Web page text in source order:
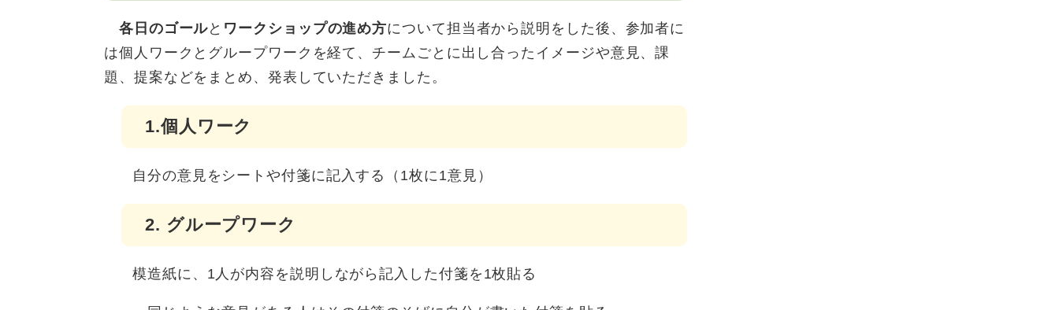
各日のゴールと ワークショップの進め方について担当者から説明をした後、参加者に
は個人ワークとグループワークを経て、チームごとに出し合ったイメージや意見、課
題、提案などをまとめ、発表していただきました。
1.個人ワーク
自分の意見をシートや付箋に記入する（1枚に1意見）
2. グループワーク
模造紙に、1人が内容を説明しながら記入した付箋を1枚貼る